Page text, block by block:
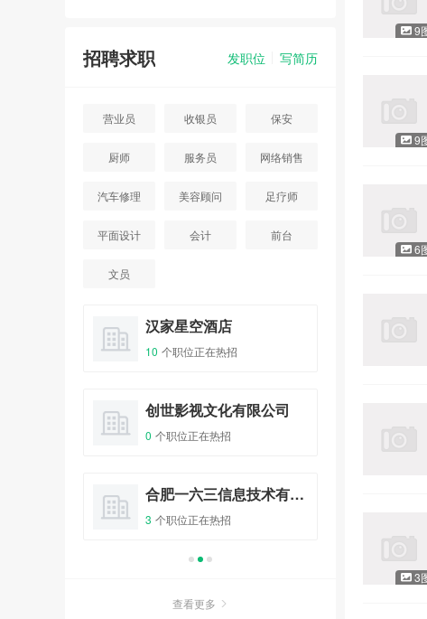
相亲大会
报名
32人已报名
报名
100人已报名
非诚勿扰 - 传情天使相亲派对
发职位 写简历
招聘求职
营业员 收银员 保安
厨师 服务员 网络销售
汽车修理 美容顾问 足疗师
平面设计 会计 前台
文员
汉家星空酒店
10 个职位正在热招
创世影视文化有限公司
0 个职位正在热招
合肥一六三信息技术有限公司
3 个职位正在热招
个职
链家
个职
查看更多
9
9
6
3